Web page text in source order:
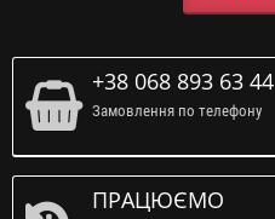
+38 068 893 63 44
Замовлення по телефону
ПРАЦЮЄМО